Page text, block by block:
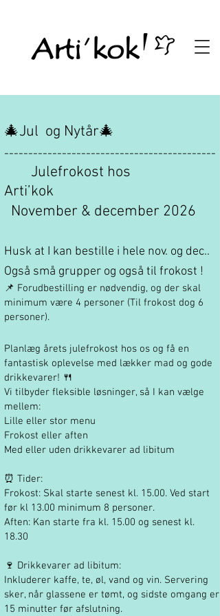
🎄Jul og Nytår🎄
--------------------------------------------
Julefrokost hos
Arti’kok
November & december 2026
Husk at I kan bestille i hele nov. og dec..
Også små grupper og også til frokost !
📌 Forudbestilling er nødvendig, og der skal
minimum være 4 personer (Til frokost dog 6
personer).
Planlæg årets julefrokost hos os og få en
fantastisk oplevelse med lækker mad og gode
drikkevarer! 🍴​
Vi tilbyder fleksible løsninger, så I kan vælge
mellem:
Lille eller stor menu
Frokost eller aften
Med eller uden drikkevarer ad libitum
⏰ Tider:
Frokost: Skal starte senest kl. 15.00. Ved start
før kl 13.00 minimum 8 personer.
Aften: Kan starte fra kl. 15.00 og senest kl.
18.30
🍷 Drikkevarer ad libitum:
Inkluderer kaffe, te, øl, vand og vin. Servering
sker, når glassene er tømt, og sidste omgang er
15 minutter før afslutning.